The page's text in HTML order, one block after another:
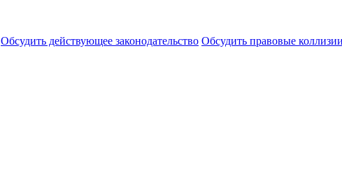
Обсудить действующее законодательство Обсудить правовые